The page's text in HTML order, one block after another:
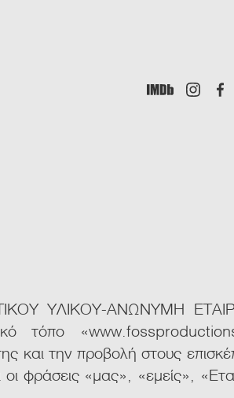
ΥΛΙΚΟΥ-ΑΝΩΝΥΜΗ
τόπο
και την προβολή στους
φράσεις «μας», «εμείς»,